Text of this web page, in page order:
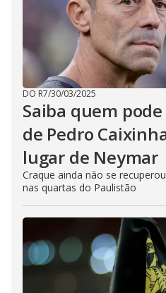
DO R7/30/03/2025
Saiba quem
de Pedro
lugar de Neymar
Craque ainda não se
nas quartas do Paulistão